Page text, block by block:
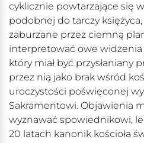
cyklicznie powtarzające się
podobnej do tarczy
zaburzane przez ciemną
interpretować owe widzenia
który miał być przysłaniany
przez nią jako brak wśród
uroczystości poświęconej
Sakramentowi. Objawienia
wyznawać spowiednikowi,
20 latach kanonik kościoła